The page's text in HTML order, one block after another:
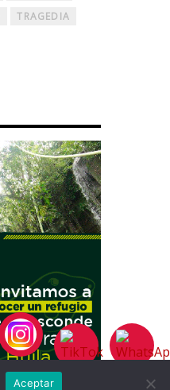
TRAGEDIA
Aceptar